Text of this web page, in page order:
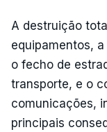
A destruição
equipamentos,
o fecho de
transporte, e o
comunicações,
principais